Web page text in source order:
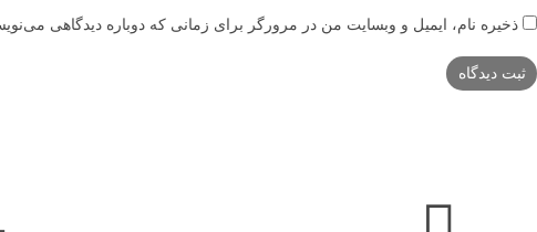
ذخیره نام، ایمیل و وبسایت من در مرورگر برای زمانی که دوباره دیدگاهی